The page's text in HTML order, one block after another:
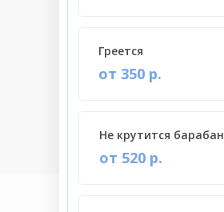
от 520 р.
Не крутится барабан
от 350 р.
Греется